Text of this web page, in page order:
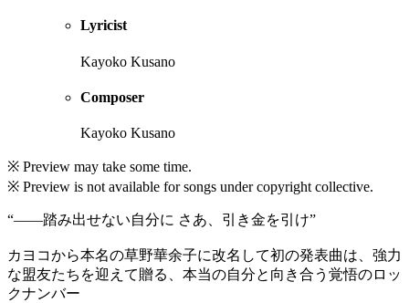
Lyricist
Kayoko Kusano
Composer
Kayoko Kusano
※ Preview may take some time.
※ Preview is not available for songs under copyright collective.
“——踏み出せない自分に さあ、引き金を引け”
カヨコから本名の草野華余子に改名して初の発表曲は、強力
な盟友たちを迎えて贈る、本当の自分と向き合う覚悟のロッ
クナンバー